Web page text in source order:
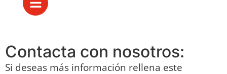
Contacta con nosotros:
Si deseas más información rellena este